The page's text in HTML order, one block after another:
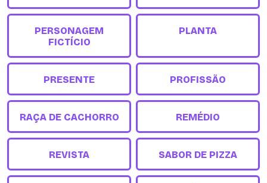
PERSONAGEM
FICTÍCIO
PLANTA
PRESENTE PROFISSÃO
RAÇA DE CACHORRO REMÉDIO
REVISTA SABOR DE PIZZA